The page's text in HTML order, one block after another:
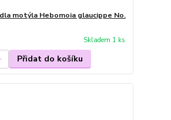
motýla Hebomoia glaucippe No.
Skladem 1 ks
Přidat do košíku